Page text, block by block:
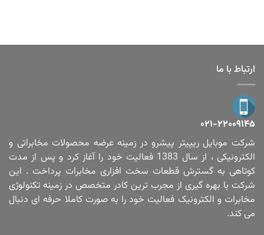
ارتباط با ما
۰۲۱-۲۲۰۰۹۱۴۵
شرکت موبایل ریپیتر پیشرو در زمینه عرضه محصولات مخابراتی و
الکترونیکی ، از سال 1383 فعالیت خود را آغاز کرد و پس از مدت
کوتاهی به گسترش قطعات سخت افزاری مخابرات پرداخت . این
شرکت با بهره گیری از مجرب ترین کادر متخصص در زمینه تکنولوژی
مخابرات و الکترونیک فعالیت خود را به صورت کاملا حرفه ای دنبال
می کند.